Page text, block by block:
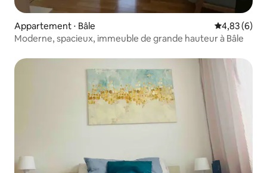
Appartement ⋅ Bâle Évaluation
4,83 (6)
Moderne, spacieux, immeuble de grande hauteur à Bâle